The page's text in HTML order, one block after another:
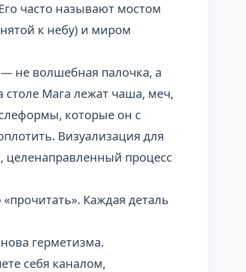
часто называют мостом
к небу) и миром
не волшебная палочка, а
столе Мага лежат чаша, меч,
которые он с
Визуализация для
целенаправленный процесс
Каждая деталь
герметизма.
себя каналом,